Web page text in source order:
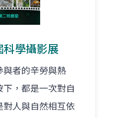
學攝影展
與者的辛勞與熱
，都是一次對自
對人與自然相互依